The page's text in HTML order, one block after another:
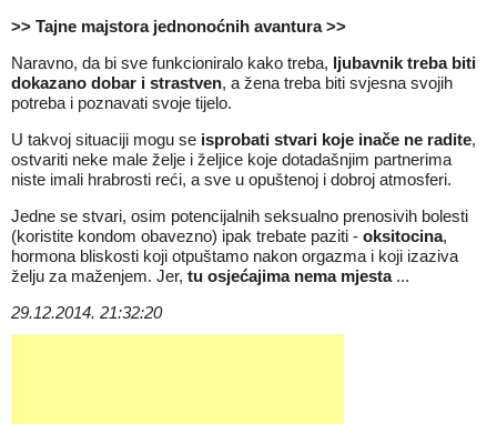
>> Tajne majstora jednonoćnih avantura >>
Naravno, da bi sve funkcioniralo kako treba, ljubavnik treba biti
dokazano dobar i strastven, a žena treba biti svjesna svojih
potreba i poznavati svoje tijelo.
U takvoj situaciji mogu se isprobati stvari koje inače ne radite,
ostvariti neke male želje i željice koje dotadašnjim partnerima
niste imali hrabrosti reći, a sve u opuštenoj i dobroj atmosferi.
Jedne se stvari, osim potencijalnih seksualno prenosivih bolesti
(koristite kondom obavezno) ipak trebate paziti - oksitocina,
hormona bliskosti koji otpuštamo nakon orgazma i koji izaziva
želju za maženjem. Jer, tu osjećajima nema mjesta...
29.12.2014. 21:32:20